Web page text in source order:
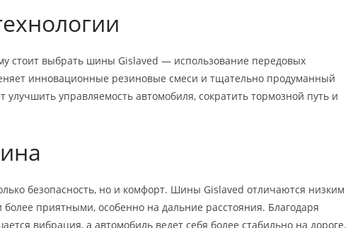
стоит выбрать шины Gislaved — использование передовых
инновационные резиновые смеси и тщательно продуманный
улучшить управляемость автомобиля, сократить тормозной путь и
безопасность, но и комфорт. Шины Gislaved отличаются низким
приятными, особенно на дальние расстояния. Благодаря
вибрация, а автомобиль ведет себя более стабильно на дороге.